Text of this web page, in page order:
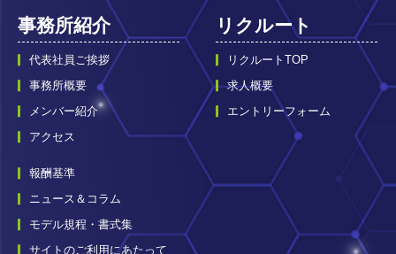
事務所紹介
代表社員ご挨拶
事務所概要
メンバー紹介
アクセス
リクルート
リクルートTOP
求人概要
エントリーフォーム
報酬基準
ニュース＆コラム
モデル規程・書式集
サイトのご利用にあたって